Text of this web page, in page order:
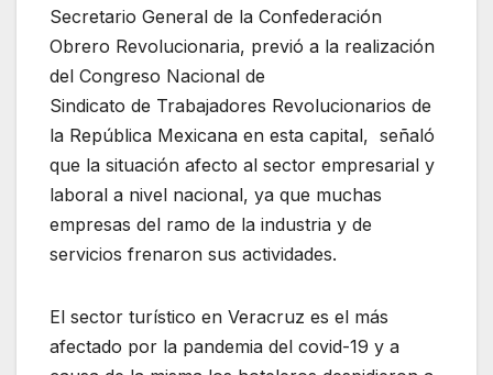
Secretario General de la Confederación
Obrero Revolucionaria, previó a la realización
del Congreso Nacional de
Sindicato de Trabajadores Revolucionarios de
la República Mexicana en esta capital, señaló
que la situación afecto al sector empresarial y
laboral a nivel nacional, ya que muchas
empresas del ramo de la industria y de
servicios frenaron sus actividades.
El sector turístico en Veracruz es el más
afectado por la pandemia del covid-19 y a